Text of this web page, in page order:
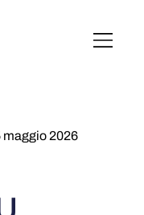
maggio 2026